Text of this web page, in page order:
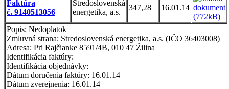
Faktúra
č. 9140513056
Stredoslovenská
energetika, a.s.
347,28 16.01.14
Popis: Nedoplatok
Zmluvná strana: Stredoslovenská energetika, a.s. (IČO 36403008)
Adresa: Pri Rajčianke 8591/4B, 010 47 Žilina
Identifikácia faktúry:
Identifikácia objednávky:
Dátum doručenia faktúry: 16.01.14
Dátum zverejnenia: 16.01.14